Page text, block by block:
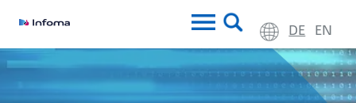
DE EN